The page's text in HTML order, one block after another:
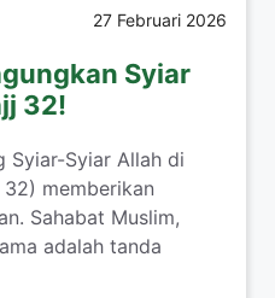
27 Februari 2026
Syiar
32!
Syiar-Syiar Allah di
32) memberikan
Sahabat Muslim,
adalah tanda